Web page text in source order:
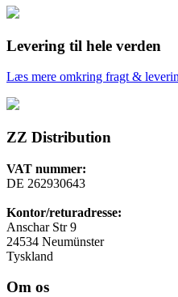
Levering til hele verden
Læs mere omkring fragt &
ZZ Distribution
VAT nummer:
DE 262930643
Kontor/returadresse:
Anschar Str 9
24534 Neumünster
Tyskland
Om os